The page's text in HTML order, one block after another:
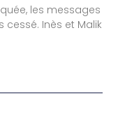
les messages
cessé. Inès et Malik